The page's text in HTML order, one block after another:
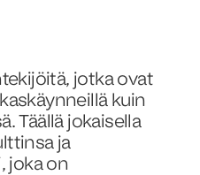
jotka ovat
kuin
Täällä jokaisella
ja
joka on